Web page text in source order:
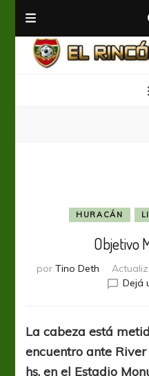
HURACÁN
Objetivo
por Tino Deth
Dejá
La cabeza está
encuentro ante
hs. en el Estadio